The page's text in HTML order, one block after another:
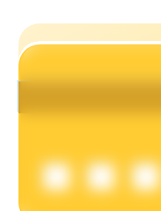
Earn
Power Piggy
Làm cho tài sản của bạn